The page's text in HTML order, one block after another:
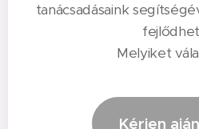
tanácsadásaink
Melyiket
Kérjen